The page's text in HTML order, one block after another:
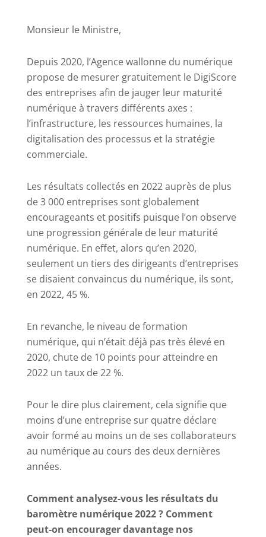
Monsieur le Ministre,
Depuis 2020, l’Agence wallonne du numérique
propose de mesurer gratuitement le DigiScore
des entreprises afin de jauger leur maturité
numérique à travers différents axes :
l’infrastructure, les ressources humaines, la
digitalisation des processus et la stratégie
commerciale.
Les résultats collectés en 2022 auprès de plus
de 3 000 entreprises sont globalement
encourageants et positifs puisque l’on observe
une progression générale de leur maturité
numérique. En effet, alors qu’en 2020,
seulement un tiers des dirigeants d’entreprises
se disaient convaincus du numérique, ils sont,
en 2022, 45 %.
En revanche, le niveau de formation
numérique, qui n’était déjà pas très élevé en
2020, chute de 10 points pour atteindre en
2022 un taux de 22 %.
Pour le dire plus clairement, cela signifie que
moins d’une entreprise sur quatre déclare
avoir formé au moins un de ses collaborateurs
au numérique au cours des deux dernières
années.
Comment analysez-vous les résultats du
baromètre numérique 2022 ? Comment
peut-on encourager davantage nos